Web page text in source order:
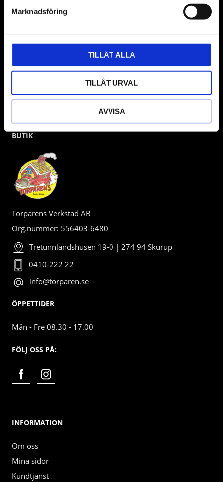
Marknadsföring
TILLÅT ALLA
TILLÅT URVAL
AVVISA
gärna om vad som helst då vi gör vårt yttersta för att hjälpa
BUTIK
Torparens Verkstad AB
Org.nummer: 556403-6480
Tretunnlandshusen 19-0 | 274 94 Skurup
0410-222 22
info@torparen.se
ÖPPETTIDER
Mån - Fre 08.30 - 17.00
FÖLJ OSS PÅ:
INFORMATION
Om oss
Mina sidor
Kundtjänst